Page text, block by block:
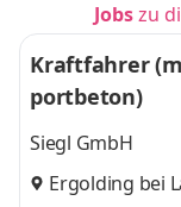
Jobszu
Kraftfahrer
portbeton)
Siegl GmbH
Ergolding bei